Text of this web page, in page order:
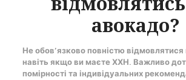
авокадо?
Не обов’язково повністю відмовлятися
навіть якщо ви маєте ХХН. Важливо
помірності та індивідуальних